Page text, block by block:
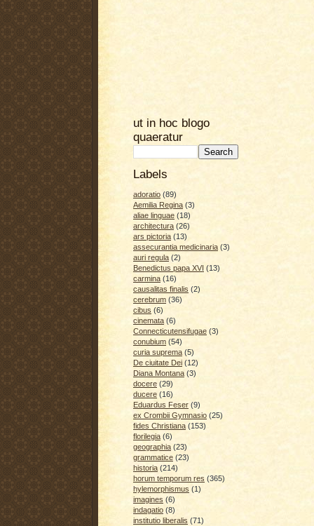
ut in hoc blogo
quaeratur
Labels
adoratio (89)
Aemilia Regina (3)
aliae linguae (18)
architectura (26)
ars pictoria (13)
assecurantia medicinaria (3)
auri regula (2)
Benedictus papa XVI (13)
carmina (16)
causalitas finalis (2)
cerebrum (36)
cibus (6)
cinemata (6)
Connecticutensifugae (3)
conubium (54)
curia suprema (5)
De ciuitate Dei (12)
Diana Montana (3)
docere (29)
ducere (16)
Eduardus Feser (9)
ex Crombii Gymnasio (25)
fides Christiana (153)
florilegia (6)
geographia (23)
grammatice (23)
historia (214)
horum temporum res (365)
hylemorphismus (1)
imagines (6)
indagatio (8)
institutio liberalis (71)